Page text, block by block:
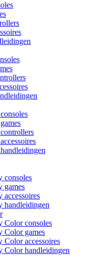
consoles
games
accessoires
handleidingen
Color consoles
Color games
Color accessoires
Color handleidingen